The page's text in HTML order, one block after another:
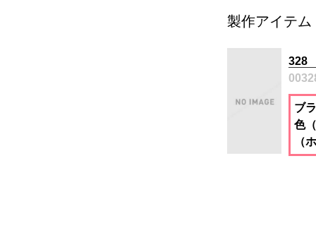
製作アイテム
328
ブ
色
（